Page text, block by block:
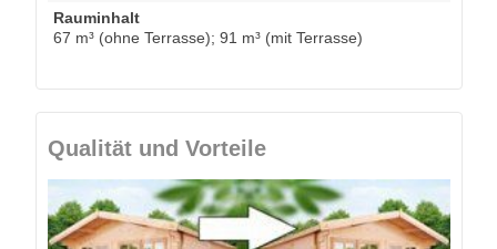
Rauminhalt
67 m³ (ohne Terrasse); 91 m³ (mit Terrasse)
Qualität und Vorteile